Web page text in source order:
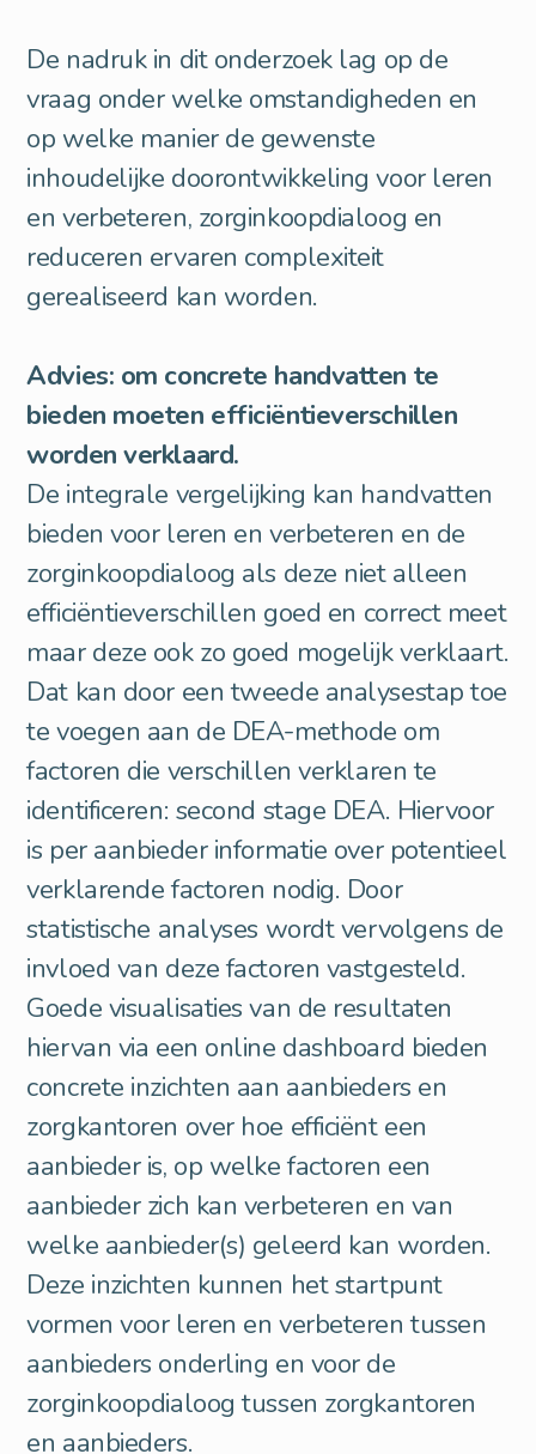
De nadruk in dit onderzoek lag op de
vraag onder welke omstandigheden en
op welke manier de gewenste
inhoudelijke doorontwikkeling voor leren
en verbeteren, zorginkoopdialoog en
reduceren ervaren complexiteit
gerealiseerd kan worden.
Advies: om concrete handvatten te
bieden moeten efficiëntieverschillen
worden verklaard.
De integrale vergelijking kan handvatten
bieden voor leren en verbeteren en de
zorginkoopdialoog als deze niet alleen
efficiëntieverschillen goed en correct meet
maar deze ook zo goed mogelijk verklaart.
Dat kan door een tweede analysestap toe
te voegen aan de DEA-methode om
factoren die verschillen verklaren te
identificeren: second stage DEA. Hiervoor
is per aanbieder informatie over potentieel
verklarende factoren nodig. Door
statistische analyses wordt vervolgens de
invloed van deze factoren vastgesteld.
Goede visualisaties van de resultaten
hiervan via een online dashboard bieden
concrete inzichten aan aanbieders en
zorgkantoren over hoe efficiënt een
aanbieder is, op welke factoren een
aanbieder zich kan verbeteren en van
welke aanbieder(s) geleerd kan worden.
Deze inzichten kunnen het startpunt
vormen voor leren en verbeteren tussen
aanbieders onderling en voor de
zorginkoopdialoog tussen zorgkantoren
en aanbieders.